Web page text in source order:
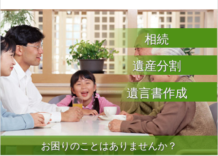
相続
遺産分割
遺言書作成
お困りのことはありませんか？